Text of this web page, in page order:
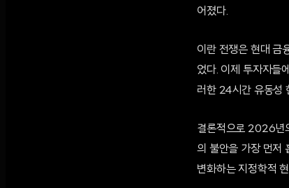
어졌다.
이란 전쟁은 현대 금
었다. 이제 투자자들
러한 24시간 유동성
결론적으로 2026년
의 불안을 가장 먼저
변화하는 지정학적